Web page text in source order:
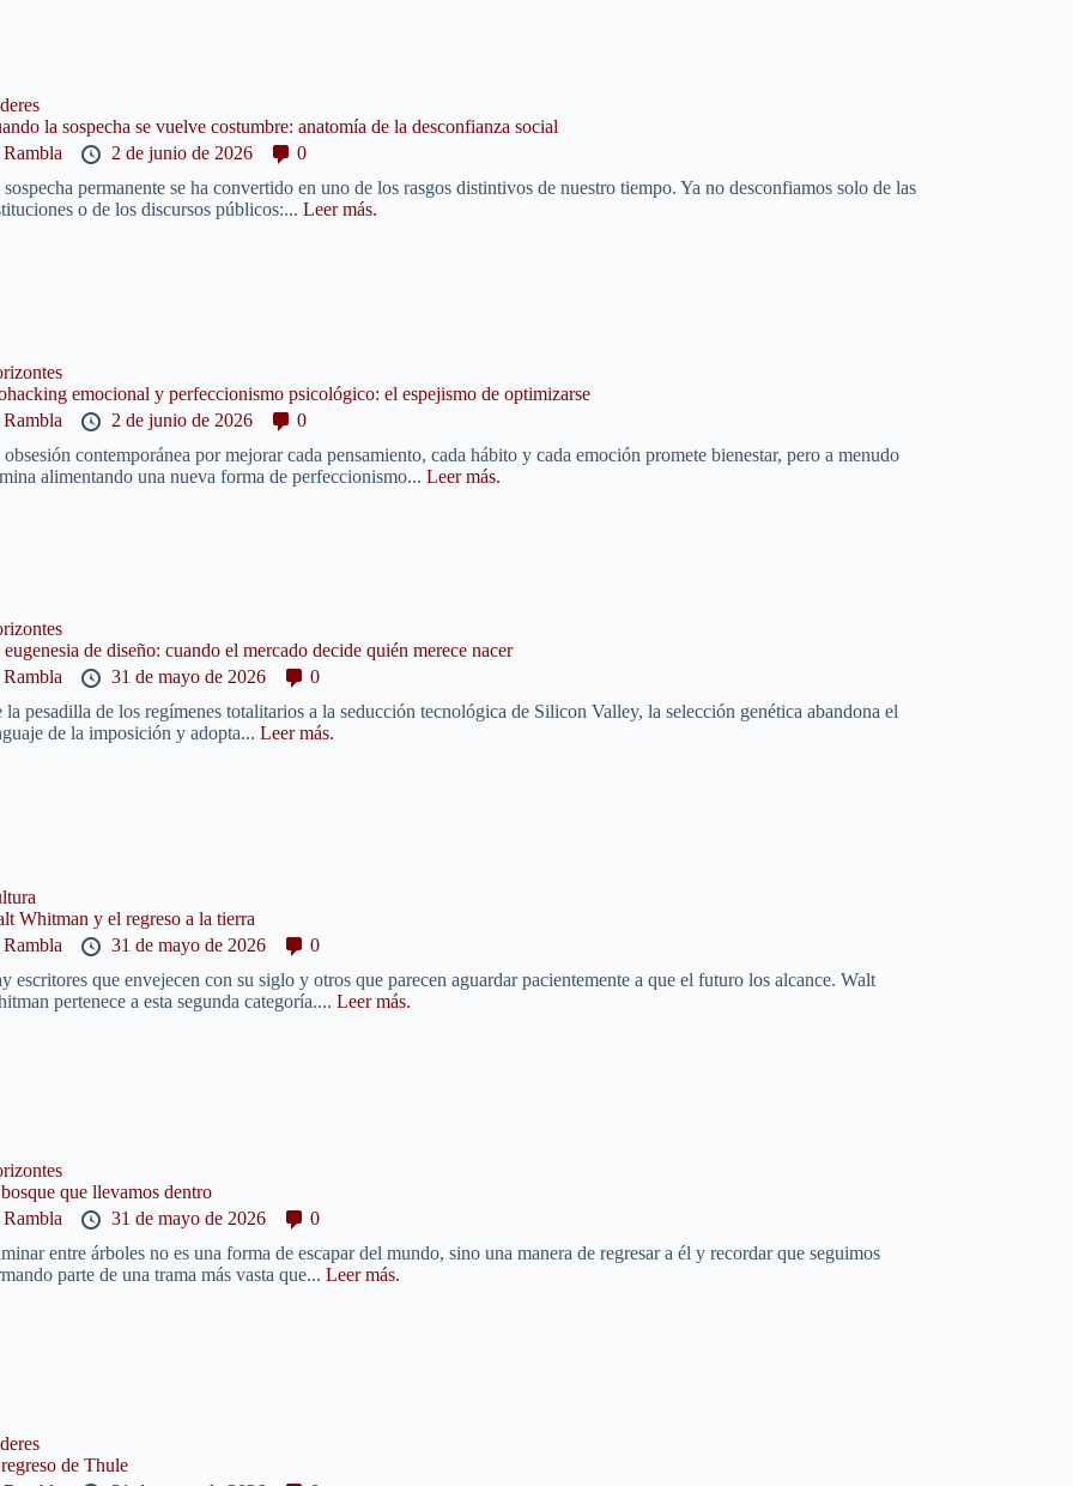
la sospecha se vuelve costumbre: anatomía de la desconfianza social
Rambla 2 de junio de 2026
0
permanente se ha convertido en uno de los rasgos distintivos de nuestro tiempo. Ya no desconfiamos solo de las
o de los discursos públicos:... Leer más.
emocional y perfeccionismo psicológico: el espejismo de optimizarse
Rambla 2 de junio de 2026
0
contemporánea por mejorar cada pensamiento, cada hábito y cada emoción promete bienestar, pero a menudo
alimentando una nueva forma de perfeccionismo... Leer más.
de diseño: cuando el mercado decide quién merece nacer
Rambla 31 de mayo de 2026
0
la pesadilla de los regímenes totalitarios a la seducción tecnológica de Silicon Valley, la selección genética abandona el
de la imposición y adopta... Leer más.
Whitman y el regreso a la tierra
Rambla 31 de mayo de 2026
0
escritores que envejecen con su siglo y otros que parecen aguardar pacientemente a que el futuro los alcance. Walt
pertenece a esta segunda categoría.... Leer más.
que llevamos dentro
Rambla 31 de mayo de 2026
0
entre árboles no es una forma de escapar del mundo, sino una manera de regresar a él y recordar que seguimos
parte de una trama más vasta que... Leer más.
de Thule